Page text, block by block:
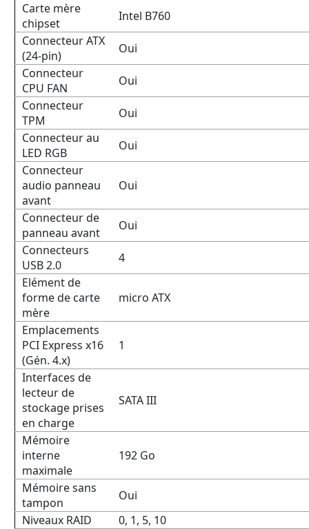
Carte mère
chipset
Intel B760
Connecteur ATX
(24-pin)
Oui
Connecteur
CPU FAN
Oui
Connecteur
TPM
Oui
Connecteur au
LED RGB
Oui
Connecteur
audio panneau
avant
Oui
Connecteur de
panneau avant
Oui
Connecteurs
USB 2.0
4
Elément de
forme de carte
mère
micro ATX
Emplacements
PCI Express x16
(Gén. 4.x)
1
Interfaces de
lecteur de
stockage prises
en charge
SATA III
Mémoire
interne
maximale
192 Go
Mémoire sans
tampon
Oui
Niveaux RAID
0, 1, 5, 10